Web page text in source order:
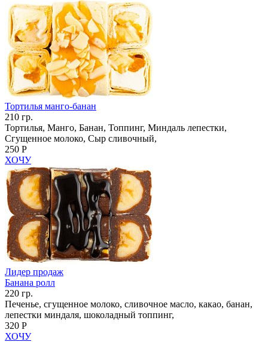
Тортилья манго-банан
210 гр.
Тортилья, Манго, Банан, Топпинг, Миндаль лепестки,
Сгущенное молоко, Сыр сливочный,
250 Р
ХОЧУ
Лидер продаж
Банана ролл
220 гр.
Печенье, сгущенное молоко, сливочное масло, какао, банан,
лепестки миндаля, шоколадный топпинг,
320 Р
ХОЧУ